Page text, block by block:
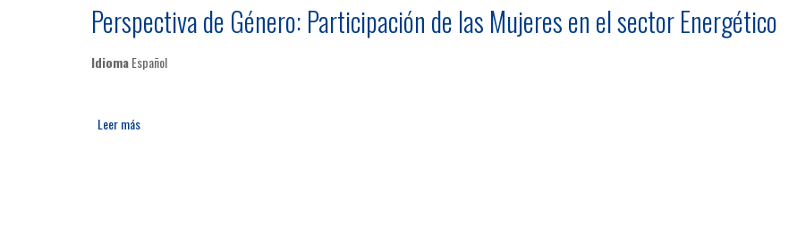
Perspectiva de Género: Participación de las Mujeres en el sector Energético
IdiomaEspañol
Leer más